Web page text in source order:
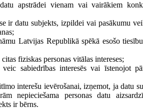
apstrādei vienam vai vairākiem
ir datu subjekts, izpildei vai pasākumu
Latvijas Republikā spēkā esošo
fiziskas personas vitālas intereses;
sabiedrības interesēs vai īstenojot
interešu ievērošanai, izņemot, ja datu
nepieciešama personas datu
ir bērns.